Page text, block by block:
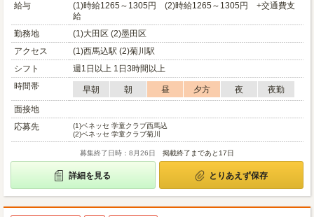
給与
(1)時給1265～1305円 (2)時給1265～1305円 +交通費支
給
勤務地
(1)大田区 (2)墨田区
アクセス
(1)西馬込駅 (2)菊川駅
シフト
週1日以上 1日3時間以上
時間帯
早朝 朝 昼 夕方 夜
夜勤
面接地
応募先
(1)ベネッセ 学童クラブ西馬込
(2)ベネッセ 学童クラブ菊川
募集終了日時：8月26日 掲載終了まであと17日
詳細を見る とりあえず保存